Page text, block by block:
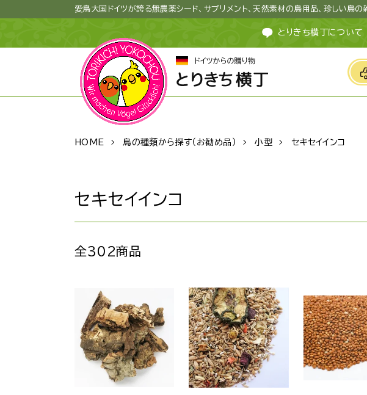
愛鳥大国ドイツが誇る無農薬シード、サプリメント、天然素材の鳥用品、珍しい鳥
とりきち横丁について
HOME 鳥の種類から探す（お勧め品） 小型 セキセイインコ
セキセイインコ
全302商品